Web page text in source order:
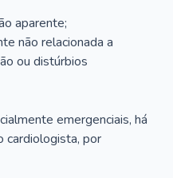
aparente;
não relacionada a
ou distúrbios
emergenciais, há
cardiologista, por